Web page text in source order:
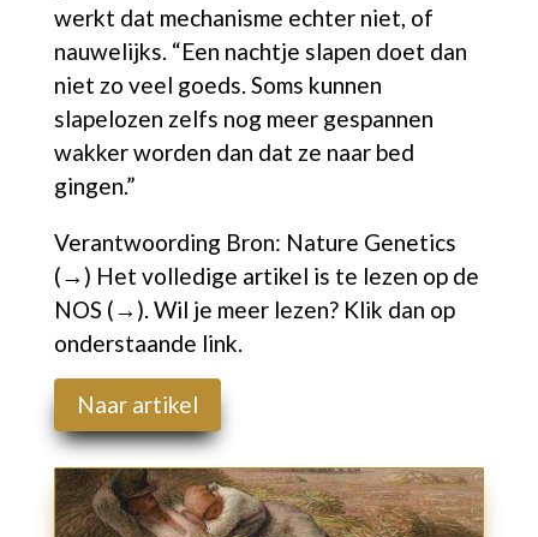
werkt dat mechanisme echter niet, of
nauwelijks. “Een nachtje slapen doet dan
niet zo veel goeds. Soms kunnen
slapelozen zelfs nog meer gespannen
wakker worden dan dat ze naar bed
gingen.”
Verantwoording Bron: Nature Genetics
(→) Het volledige artikel is te lezen op de
NOS (→). Wil je meer lezen? Klik dan op
onderstaande link.
Naar artikel